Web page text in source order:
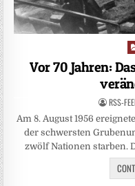
Vor 70 Jahren:
RSS-
Am 8. August 1956
der schwersten
zwölf Nationen starben.